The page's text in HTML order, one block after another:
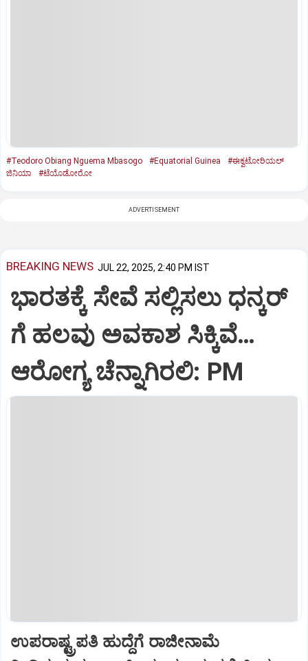
#Teodoro Obiang Nguema Mbasogo #Equatorial Guinea
#ಈಕ್ವಟೋರಿಯಲ್‌
ಜಿನಿಯಾ
#ಟೆಯೊಡೋರೋ
ADVERTISEMENT
BREAKING NEWS JUL 22, 2025, 2:40 PM IST
ಭಾರತಕ್ಕೆ ಸೇವೆ ಸಲ್ಲಿಸಲು ಧನ್ಕರ್‌
ಗೆ ಹಲವು ಅವಕಾಶ ಸಿಕ್ಕಿವೆ…
ಆರೋಗ್ಯ ಚೆನ್ನಾಗಿರಲಿ: PM
ಉಪರಾಷ್ಟ್ರಪತಿ ಹುದ್ದೆಗೆ ರಾಜೀನಾಮೆ